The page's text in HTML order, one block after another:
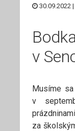
30.09.2022 |
v
Musíme
v
za